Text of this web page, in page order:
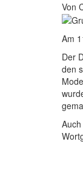
Von
Am
Der
den